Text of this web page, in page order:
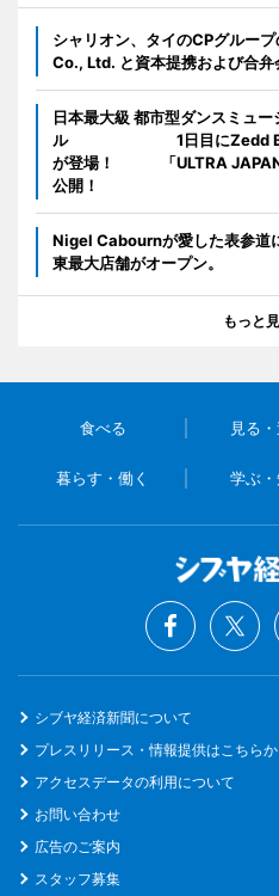
シャリオン、タイのCPグルー
Co., Ltd. と資本提携および合
日本最大級 都市型ダンスミュ
ル 1日目にZedd B2B
が登場！ 「ULTRA JAPAN
公開！
Nigel Cabournが愛した表参道
東最大店舗がオープン。
もっと
食べる 見る
暮らす・働く 学ぶ
シブヤ経済新聞について
プレスリリース・情報提供はこちらか
アクセスデータの利用について
お問い合わせ
広告のご案内
スタッフ募集